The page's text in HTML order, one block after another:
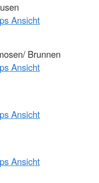
Ansicht
Brunnen
Ansicht
Ansicht
Ansicht